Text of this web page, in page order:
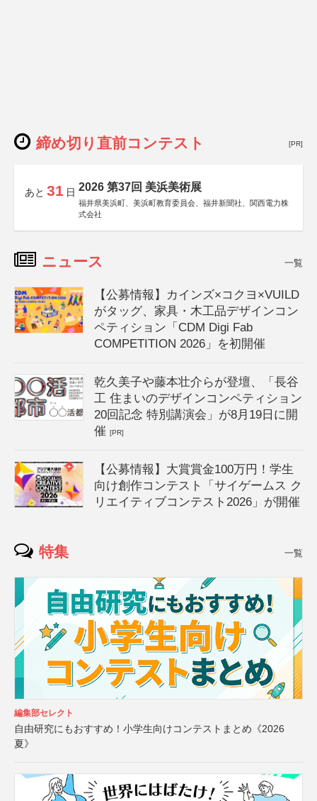
締め切り直前コンテスト [PR]
あと 31 日 2026 第37回 美浜美術展
福井県美浜町、美浜町教育委員会、福井新聞社、関西電力株
式会社
ニュース 一覧
【公募情報】カインズ×コクヨ×VUILD
がタッグ、家具・木工品デザインコン
ペティション「CDM Digi Fab
COMPETITION 2026」を初開催
乾久美子や藤本壮介らが登壇、「長谷
工 住まいのデザインコンペティション
20回記念 特別講演会」が8月19日に開
催[PR]
【公募情報】大賞賞金100万円！学生
向け創作コンテスト「サイゲームス ク
リエイティブコンテスト2026」が開催
特集 一覧
編集部セレクト
自由研究にもおすすめ！小学生向けコンテストまとめ《2026
夏》